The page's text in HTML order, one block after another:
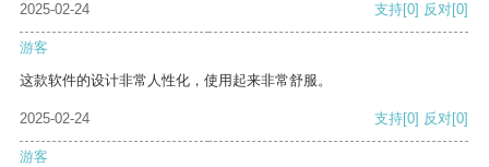
2025-02-24 支持[0] 反对[0]
游客
这款软件的设计非常人性化，使用起来非常舒服。
2025-02-24 支持[0] 反对[0]
游客